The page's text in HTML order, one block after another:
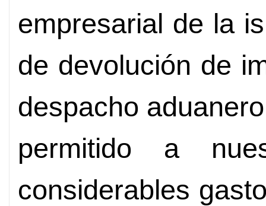
empresarial de la
de devolución de
despacho
permitido a
considerables